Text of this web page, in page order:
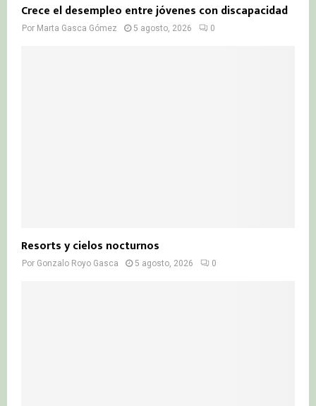
Crece el desempleo entre jóvenes con discapacidad
Por Marta Gasca Gómez 5 agosto, 2026 0
Resorts y cielos nocturnos
Por Gonzalo Royo Gasca 5 agosto, 2026 0